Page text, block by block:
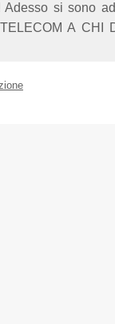
Adesso si sono
A CHI